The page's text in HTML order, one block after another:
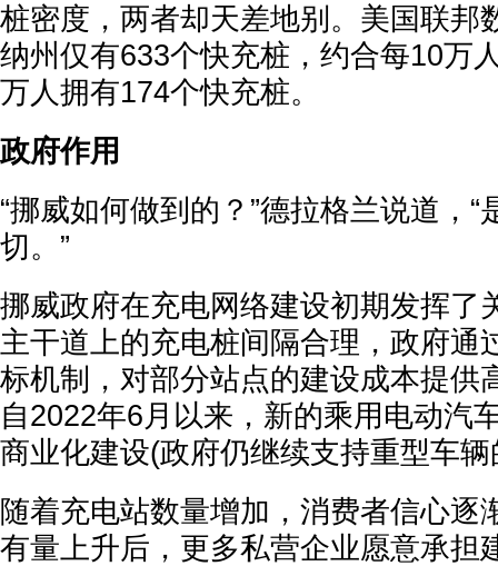
桩密度，两者却天差地别。美国联邦
纳州仅有633个快充桩，约合每10万
万人拥有174个快充桩。
政府作用
“挪威如何做到的？”德拉格兰说道，
切。”
挪威政府在充电网络建设初期发挥了
主干道上的充电桩间隔合理，政府通
标机制，对部分站点的建设成本提供
自2022年6月以来，新的乘用电动汽
商业化建设(政府仍继续支持重型车
随着充电站数量增加，消费者信心逐
有量上升后，更多私营企业愿意承担